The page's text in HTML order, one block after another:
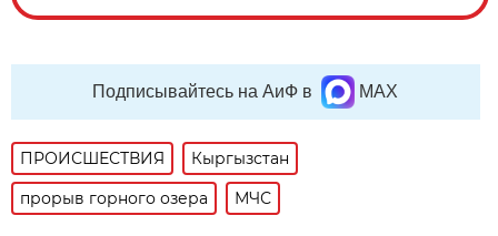
Подписывайтесь на АиФ в MAX
ПРОИСШЕСТВИЯ
Кыргызстан
прорыв горного озера
МЧС